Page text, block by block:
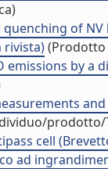
of
rivista)(Prodotto
by a
prodotto/
cell
ad